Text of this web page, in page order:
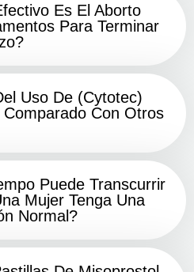
Es El Aborto
Para Terminar
Uso De (Cytotec)
Con Otros
Puede Transcurrir
Mujer Tenga Una
Normal?